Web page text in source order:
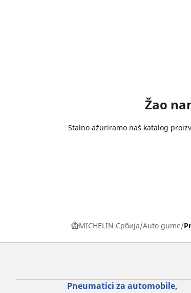
Žao
Stalno ažuriramo naš katalog
MICHELIN Србија Auto gume
Pneumatici za automobile,